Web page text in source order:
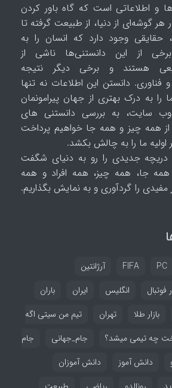
و اطلاعاتی است که گاه باور کردن
گوشه‌ای از دنیا، از طبیعت گرفته تا
حقایقی وجود دارد که انسان را به
از این دانستنی‌ها ناشی از
هستند و برخی دیگر نتیجه
دانستن این اطلاعات نه تنها
به درک بهتری از جهان پیرامونمان
سایت، به بررسی دانستنی های
از همه چیز و همه جا خواهیم پرداخت
ما را به چالش بکشد.
دریچه جدیدی را رو به دنیای شگفت
همه جا، همه چیز، همه افراد و همه
را گردآوری و به نمایش بگذاریم.
FIFA PC
آرژانتین
فوتبال انگلیس ایران
باران
بازار طلا تهران
تیم من سیتی اگه
چه تیمی میشد؟
جام_جهانی
جام
دانش آموز
دانش آموزان